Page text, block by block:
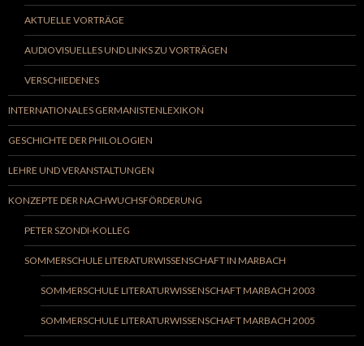
AKTUELLE VORTRÄGE
AUDIOVISUELLES UND LINKS ZU VORTRÄGEN
VERSCHIEDENES
INTERNATIONALES GERMANISTENLEXIKON
GESCHICHTE DER PHILOLOGIEN
LEHRE UND VERANSTALTUNGEN
KONZEPTE DER NACHWUCHSFÖRDERUNG
PETER SZONDI-KOLLEG
SOMMERSCHULE LITERATURWISSENSCHAFT IN MARBACH
SOMMERSCHULE LITERATURWISSENSCHAFT MARBACH 2003
SOMMERSCHULE LITERATURWISSENSCHAFT MARBACH 2005